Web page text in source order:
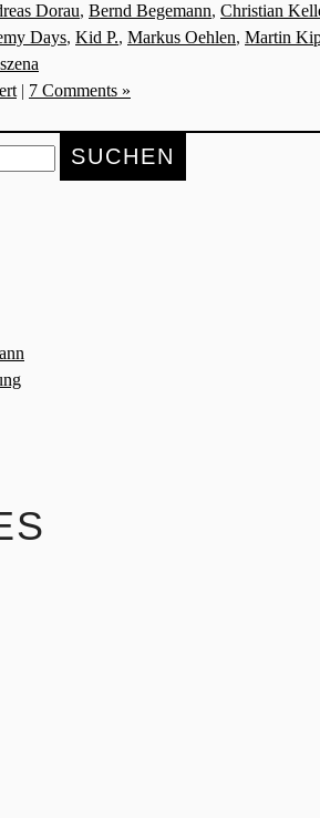
Dorau, Bernd Begemann, Christian
Days, Kid P., Markus Oehlen, Martin
| 7 Comments »